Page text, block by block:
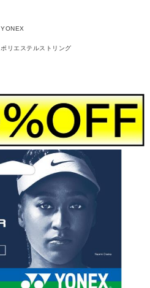
YONEX
ポリエステルストリング